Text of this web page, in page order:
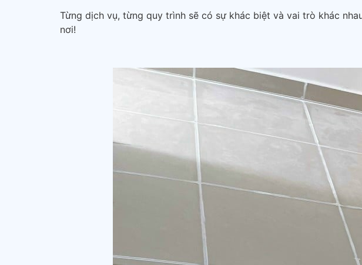
Từng dịch vụ, từng quy trình sẽ có sự khác biệt và vai trò khác
nơi!